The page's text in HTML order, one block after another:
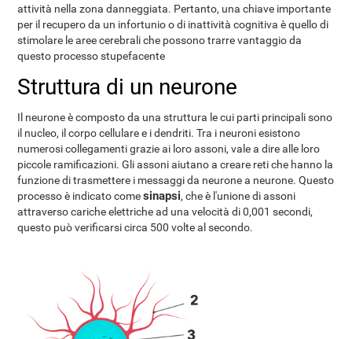
attività nella zona danneggiata. Pertanto, una chiave importante
per il recupero da un infortunio o di inattività cognitiva è quello di
stimolare le aree cerebrali che possono trarre vantaggio da
questo processo stupefacente
Struttura di un neurone
Il neurone è composto da una struttura le cui parti principali sono
il nucleo, il corpo cellulare e i dendriti. Tra i neuroni esistono
numerosi collegamenti grazie ai loro assoni, vale a dire alle loro
piccole ramificazioni. Gli assoni aiutano a creare reti che hanno la
funzione di trasmettere i messaggi da neurone a neurone. Questo
processo è indicato comesinapsi, che è l'unione di assoni
attraverso cariche elettriche ad una velocità di 0,001 secondi,
questo può verificarsi circa 500 volte al secondo.